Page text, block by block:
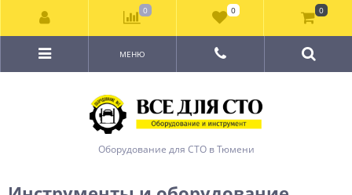
Оборудование для СТО в Тюмени
МЕНЮ
0 0 0